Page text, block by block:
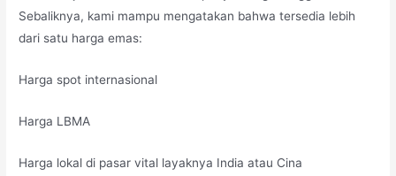
Sebaliknya, kami mampu mengatakan bahwa tersedia lebih
dari satu harga emas:
Harga spot internasional
Harga LBMA
Harga lokal di pasar vital layaknya India atau Cina